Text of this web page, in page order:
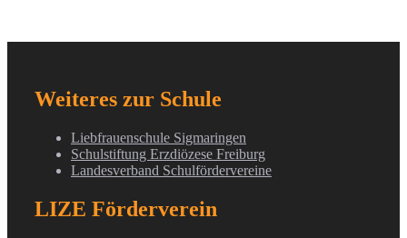
Weiteres zur Schule
Liebfrauenschule Sigmaringen
Schulstiftung Erzdiözese Freiburg
Landesverband Schulfördervereine
LIZE Förderverein